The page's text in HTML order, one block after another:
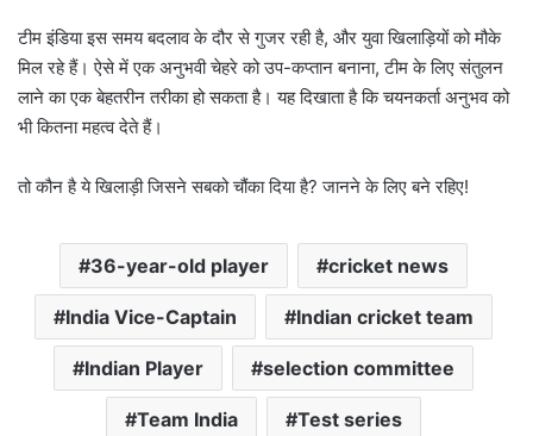
टीम इंडिया इस समय बदलाव के दौर से गुजर रही है, और युवा खिलाड़ियों को मौके
मिल रहे हैं। ऐसे में एक अनुभवी चेहरे को उप-कप्तान बनाना, टीम के लिए संतुलन
लाने का एक बेहतरीन तरीका हो सकता है। यह दिखाता है कि चयनकर्ता अनुभव को
भी कितना महत्व देते हैं।
तो कौन है ये खिलाड़ी जिसने सबको चौंका दिया है? जानने के लिए बने रहिए!
36-year-old player cricket news
India Vice-Captain Indian cricket team
Indian Player selection committee
Team India Test series